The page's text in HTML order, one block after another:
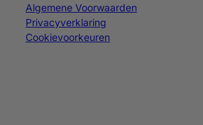
Algemene Voorwaarden
Privacyverklaring
Cookievoorkeuren